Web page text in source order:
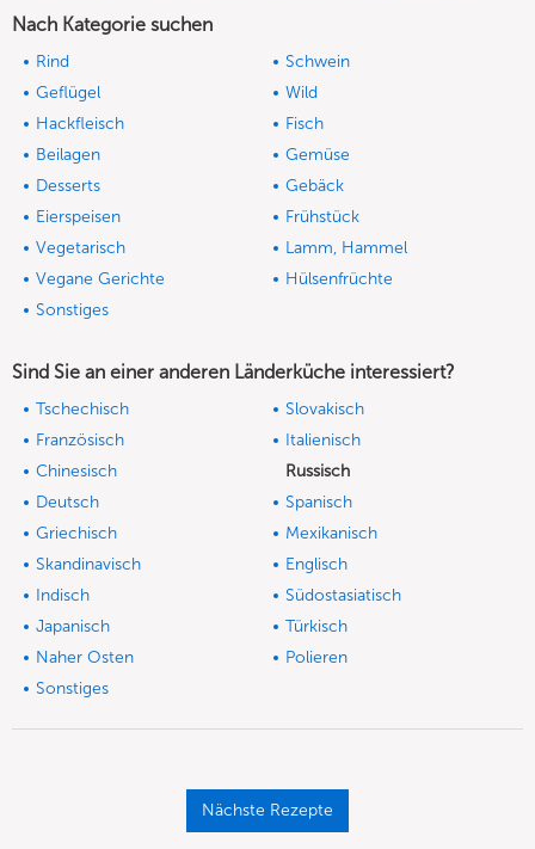
Nach Kategorie suchen
Rind
Schwein
Geflügel
Wild
Hackfleisch
Fisch
Beilagen
Gemüse
Desserts
Gebäck
Eierspeisen
Frühstück
Vegetarisch
Lamm, Hammel
Vegane Gerichte
Hülsenfrüchte
Sonstiges
Sind Sie an einer anderen Länderküche interessiert?
Tschechisch
Slovakisch
Französisch
Italienisch
Chinesisch
Russisch
Deutsch
Spanisch
Griechisch
Mexikanisch
Skandinavisch
Englisch
Indisch
Südostasiatisch
Japanisch
Türkisch
Naher Osten
Polieren
Sonstiges
Nächste Rezepte